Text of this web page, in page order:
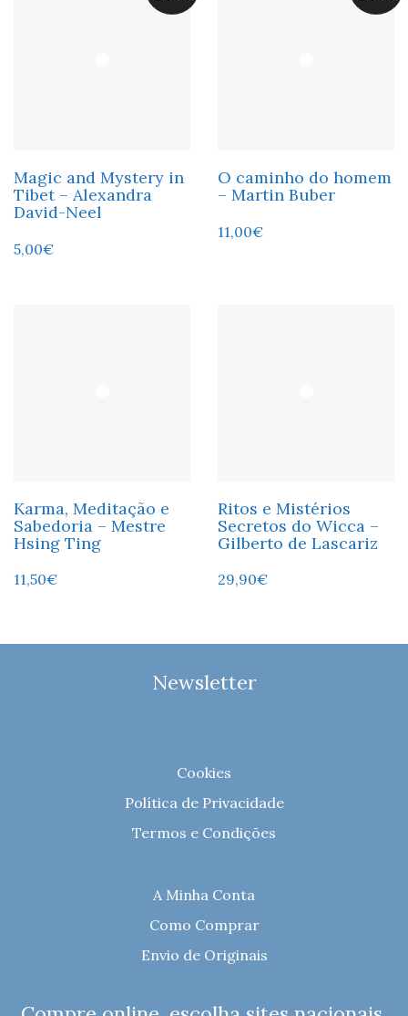
Magic and Mystery in
Tibet – Alexandra
David-Neel
5,00€
O caminho do homem
– Martin Buber
11,00€
Karma, Meditação e
Sabedoria – Mestre
Hsing Ting
11,50€
Ritos e Mistérios
Secretos do Wicca –
Gilberto de Lascariz
29,90€
Newsletter
Cookies
Política de Privacidade
Termos e Condições
A Minha Conta
Como Comprar
Envio de Originais